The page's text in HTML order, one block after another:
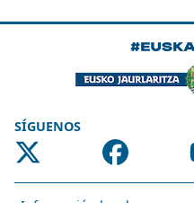
SÍGUENOS